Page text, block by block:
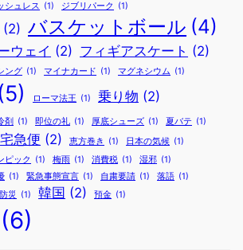
シュレス (1) ジブリパーク (1)
(2) バスケットボール (4)
ウェイ (2) フィギアスケート (2)
ング (1) マイナカード (1) マグネシウム (1)
ローマ法王 (1) 乗り物 (2)
剤 (1) 即位の礼 (1) 厚底シューズ (1) 夏バテ (1)
宅急便 (2) 恵方巻き (1) 日本の気候 (1)
ピック (1) 梅雨 (1) 消費税 (1) 湿邪 (1)
(1) 緊急事態宣言 (1) 自粛要請 (1) 落語 (1)
防災 (1) 韓国 (2) 預金 (1)
(6)